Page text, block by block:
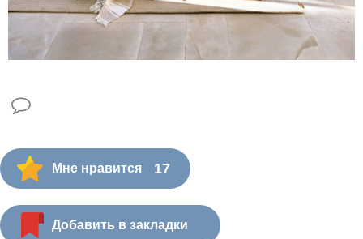
Мне нравится 17
Добавить в закладки